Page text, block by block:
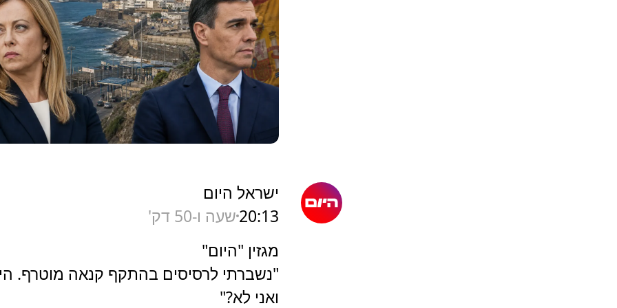
ישראל היום
20:13שעה ו-50 דק'
מגזין "היום"
"נשברתי לרסיסים בהתקף קנאה מוטרף.
ואני לא?"